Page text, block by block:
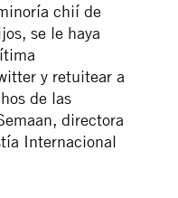
chií de
se le haya
y retuitear a
de las
directora
Internacional